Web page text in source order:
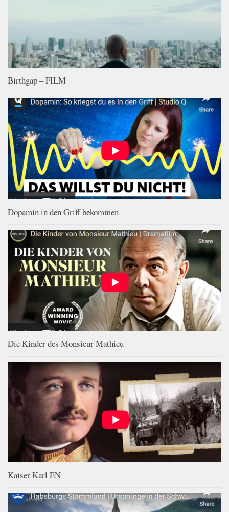
Birthgap – FILM
Dopamin in den Griff bekommen
Die Kinder des Monsieur Mathieu
Kaiser Karl EN